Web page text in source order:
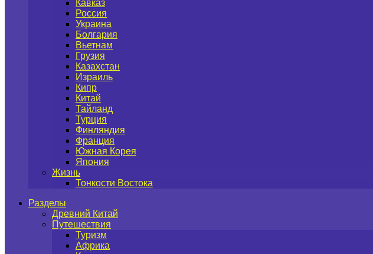
Кавказ
Россия
Украина
Болгария
Вьетнам
Грузия
Казахстан
Израиль
Кипр
Китай
Тайланд
Турция
Финляндия
Франция
Южная Корея
Япония
Жизнь
Тонкости Востока
Разделы
Древний Китай
Путешествия
Туризм
Африка